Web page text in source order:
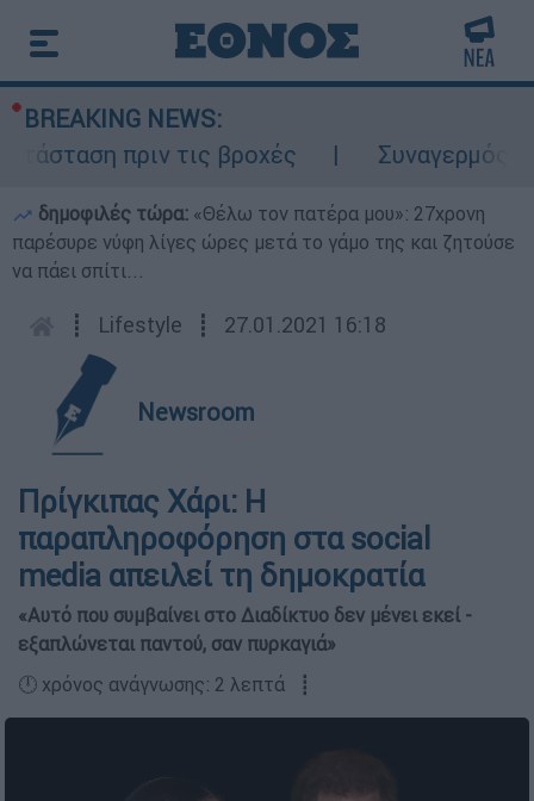
BREAKING NEWS:
πριν τις βροχές
Συναγερμός
δημοφιλές τώρα: «Θέλω τον πατέρα μου»: 27χρονη
παρέσυρε νύφη λίγες ώρες μετά το γάμο της και ζητούσε
να πάει σπίτι...
┋ Lifestyle ┋ 27.01.2021 16:18
Newsroom
Πρίγκιπας Χάρι: Η
παραπληροφόρηση στα social
media απειλεί τη δημοκρατία
«Αυτό που συμβαίνει στο Διαδίκτυο δεν μένει εκεί -
εξαπλώνεται παντού, σαν πυρκαγιά»
🕛 χρόνος ανάγνωσης: 2 λεπτά ┋